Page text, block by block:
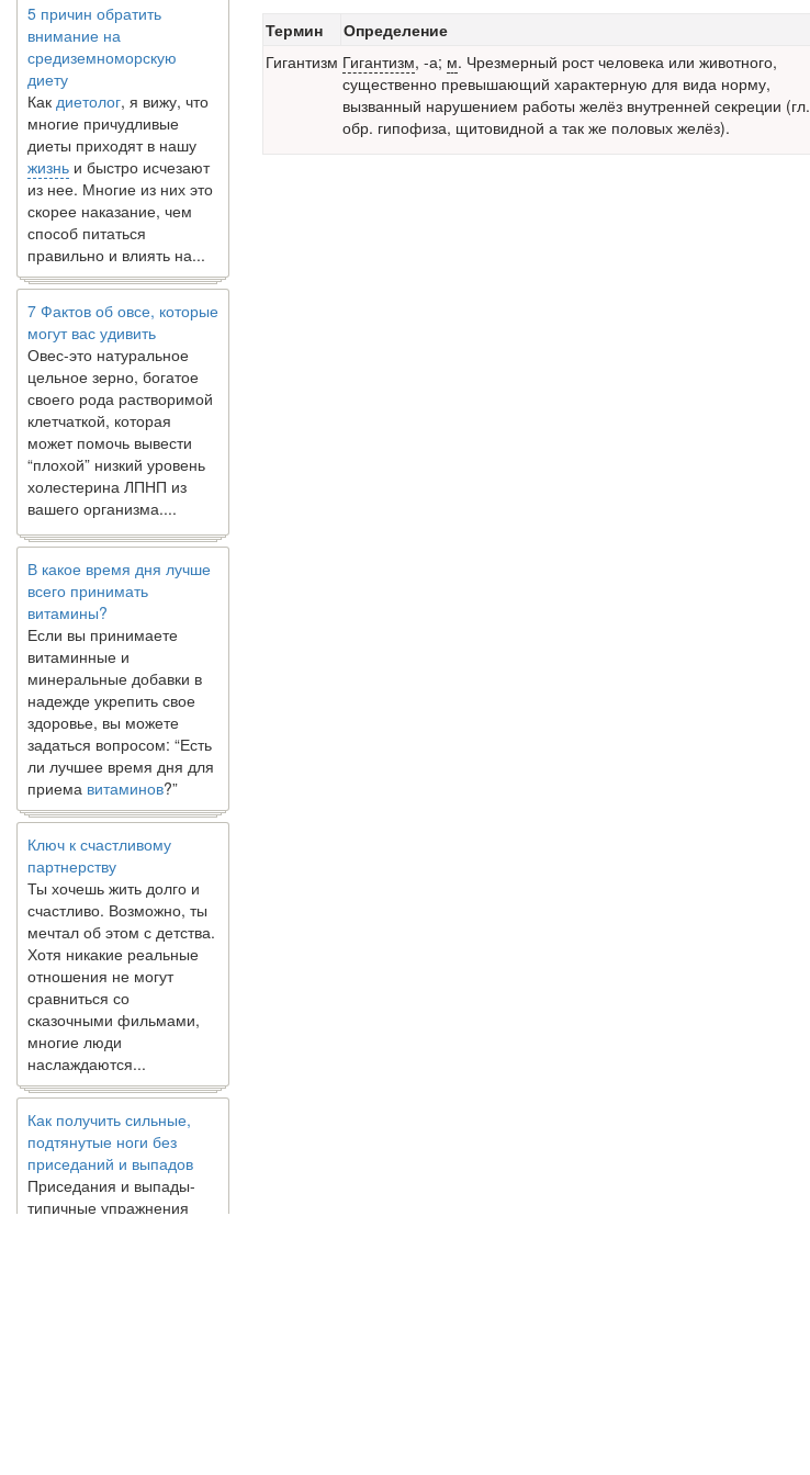
внимание на
средиземноморскую
диету
Какдиетолог
многие причудливые
диеты приходят в нашу
жизньи быстро исчезают
из нее. Многие из них это
скорее наказание, чем
способ питаться
правильно и влиять на...
7 Фактов об овсе, которые
могут вас удивить
Овес-это натуральное
цельное зерно, богатое
своего рода растворимой
клетчаткой, которая
может помочь вывести
“плохой” низкий уровень
холестерина ЛПНП из
вашего организма....
В какое время дня лучше
всего принимать
витамины?
Если вы принимаете
витаминные и
минеральные добавки в
надежде укрепить свое
здоровье, вы можете
задаться вопросом: “Есть
ли лучшее время дня для
приемавитаминов?”
Ключ к счастливому
партнерству
Ты хочешь жить долго и
счастливо. Возможно, ты
мечтал об этом с детства.
Хотя никакие реальные
отношения не могут
сравниться со
сказочными фильмами,
многие люди
наслаждаются...
Как получить сильные,
подтянутые ноги без
приседаний и выпадов
Приседания и выпады-
типичные упражнения
для укрепления мышц
Термин
Определение
Гигантизм Гигантизм, -а; м. Чрезмерный рост человека или животного,
существенно превышающий характерную для вида норму,
вызванный нарушением работы желёз внутренней секреции (гл.
обр. гипофиза, щитовидной а так же половых желёз).